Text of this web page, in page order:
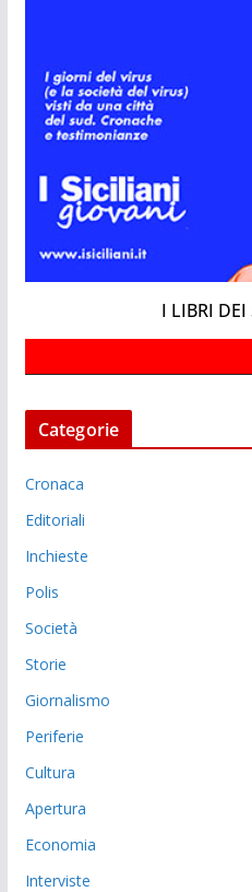
I LIBRI
Categorie
Cronaca
Editoriali
Inchieste
Polis
Società
Storie
Giornalismo
Periferie
Cultura
Apertura
Economia
Interviste